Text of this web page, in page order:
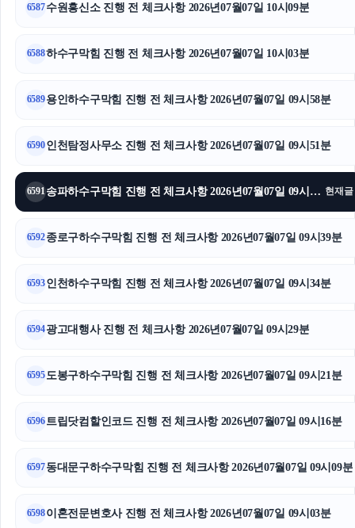
인천하수구막힘
휴대폰성지
동대문구하수구막힘
6587수원흥신소 진행 전 체크사항 2026년07월07일 10시09분
6588하수구막힘 진행 전 체크사항 2026년07월07일 10시03분
6589용인하수구막힘 진행 전 체크사항 2026년07월07일 09시58분
6590인천탐정사무소 진행 전 체크사항 2026년07월07일 09시51분
6591 송파하수구막힘 진행 전 체크사항 2026년07월07일 09시45분 현재글
6592종로구하수구막힘 진행 전 체크사항 2026년07월07일 09시39분
6593인천하수구막힘 진행 전 체크사항 2026년07월07일 09시34분
6594광고대행사 진행 전 체크사항 2026년07월07일 09시29분
6595 도봉구하수구막힘 진행 전 체크사항 2026년07월07일 09시21분
6596트립닷컴할인코드 진행 전 체크사항 2026년07월07일 09시16분
6597동대문구하수구막힘 진행 전 체크사항 2026년07월07일 09시09분
6598이혼전문변호사 진행 전 체크사항 2026년07월07일 09시03분